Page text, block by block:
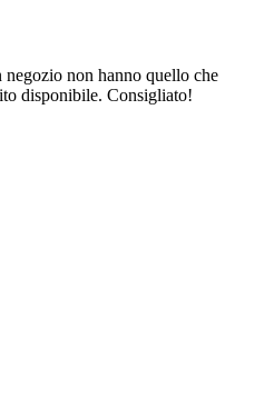
non hanno quello che
disponibile. Consigliato!